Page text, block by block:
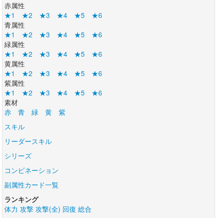
赤属性
★1
★2 ★3 ★4 ★5
★6
青属性
★1
★2 ★3 ★4 ★5
★6
緑属性
★1
★2 ★3 ★4 ★5
★6
黄属性
★1
★2 ★3 ★4 ★5
★6
紫属性
★1
★2 ★3 ★4 ★5
★6
素材
赤
青 緑 黄
紫
スキル
リーダースキル
シリーズ
コンビネーション
副属性カード一覧
ランキング
体力 攻撃 攻撃(全) 回復 総合